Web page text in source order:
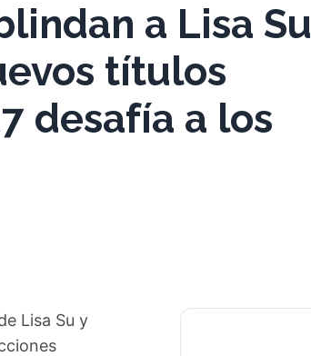
a Lisa Su
títulos
desafía a los
Lisa Su y